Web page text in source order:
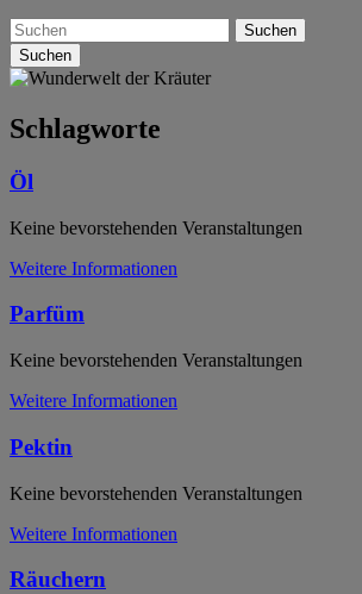
Suchen
Schlagworte
Öl
Keine bevorstehenden Veranstaltungen
Weitere Informationen
Parfüm
Keine bevorstehenden Veranstaltungen
Weitere Informationen
Pektin
Keine bevorstehenden Veranstaltungen
Weitere Informationen
Räuchern